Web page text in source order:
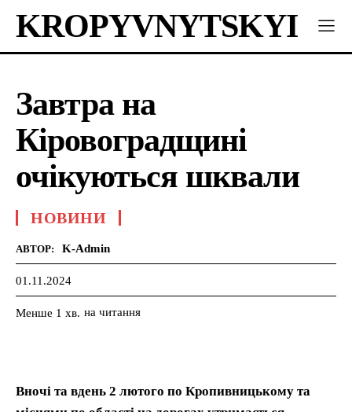
KROPYVNYTSKYI
Завтра на
Кіровоградщині
очікуються шквали
НОВИНИ
АВТОР: K-Admin
01.11.2024
Менше 1 хв. на читання
Вночі та вдень 2 лютого по Кропивницькому та